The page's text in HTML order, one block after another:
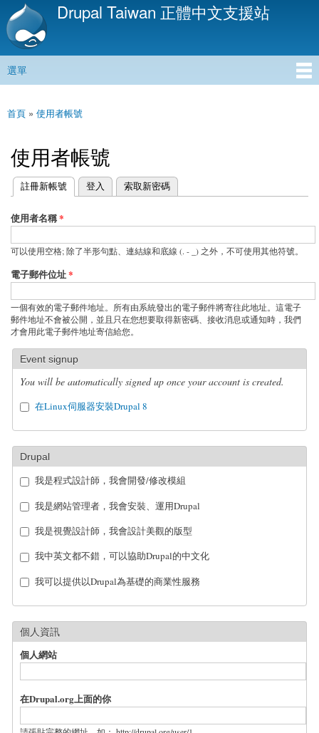
移
內
Drupal Taiwan 正體中文支援站
主選單
選單
您在這裡
首頁 » 使用者帳號
使用者帳號
主要索引標籤
註冊新帳號
(作用中頁籤) 登入 索取新密碼
使用者名稱*
可以使用空格; 除了半形句點、連結線和底線 (. - _) 之外，不可使用其他符號。
電子郵件位址*
一個有效的電子郵件地址。所有由系統發出的電子郵件將寄往此地址。這電子
郵件地址不會被公開，並且只在您想要取得新密碼、接收消息或通知時，我們
才會用此電子郵件地址寄信給您。
Event signup
You will be automatically signed up once your account is created.
在Linux伺服器安裝Drupal 8
Drupal
我是程式設計師，我會開發/修改模組
我是網站管理者，我會安裝、運用Drupal
我是視覺設計師，我會設計美觀的版型
我中英文都不錯，可以協助Drupal的中文化
我可以提供以Drupal為基礎的商業性服務
個人資訊
個人網站
在Drupal.org上面的你